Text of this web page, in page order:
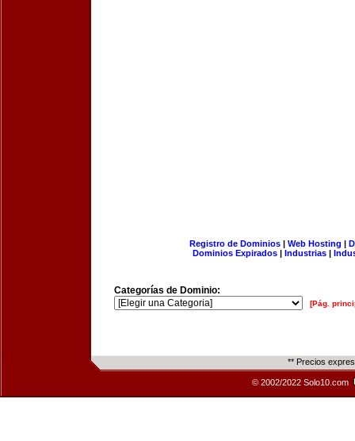
Registro de Dominios| Web Hosting |
Dominios Expirados | Industrias |
Categorías de Dominio:
[Pág.
** Precios
© 2002/2022 Solo10.com